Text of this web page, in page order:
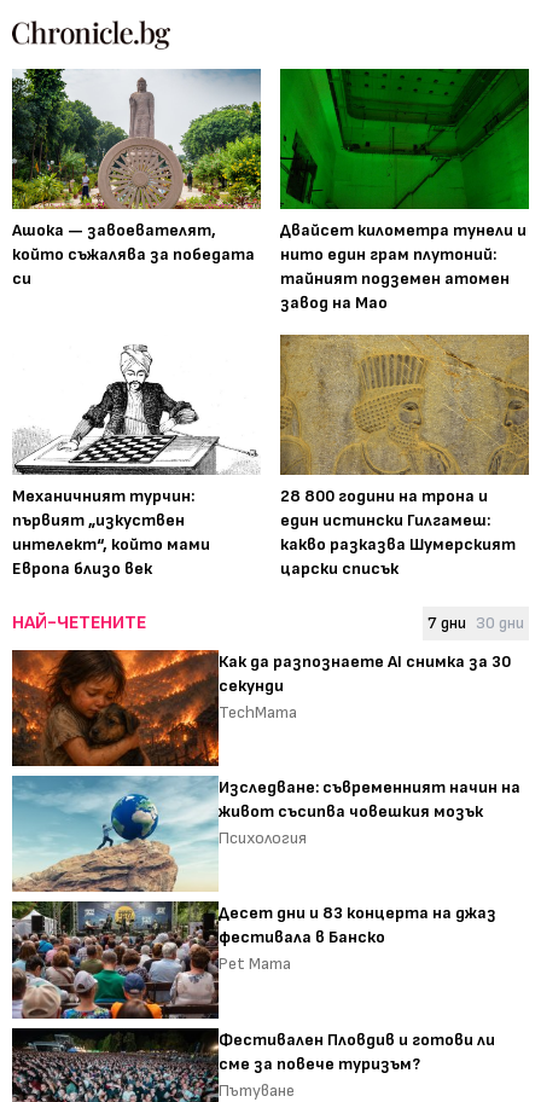
Ашока — завоевателят,
който съжалява за победата
си
Двайсет километра тунели и
нито един грам плутоний:
тайният подземен атомен
завод на Мао
Механичният турчин:
първият „изкуствен
интелект“, който мами
Европа близо век
28 800 години на трона и
един истински Гилгамеш:
какво разказва Шумерският
царски списък
НАЙ-ЧЕТЕНИТЕ 7 дни 30 дни
Как да разпознаете AI снимка за 30
секунди
TechMama
Изследване: съвременният начин на
живот съсипва човешкия мозък
Психология
Десет дни и 83 концерта на джаз
фестивала в Банско
Pet Mama
Фестивален Пловдив и готови ли
сме за повече туризъм?
Пътуване